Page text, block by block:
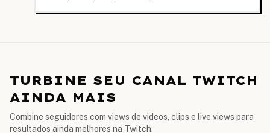
TURBINE SEU CANAL TWITCH
AINDA MAIS
Combine seguidores com views de videos, clips e live views para
resultados ainda melhores na Twitch.